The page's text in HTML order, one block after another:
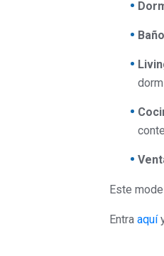
Este
Entra aquí